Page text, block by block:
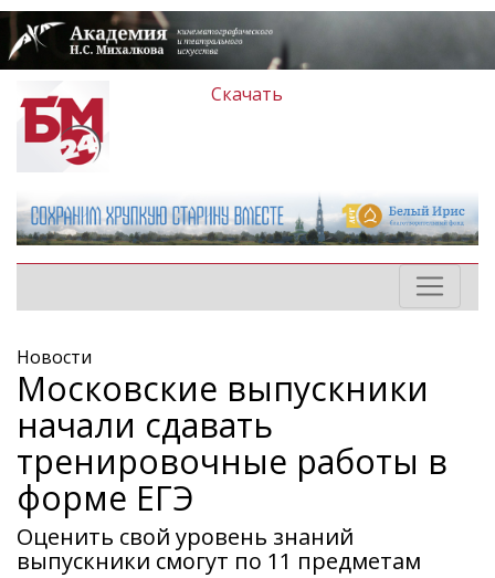
Скачать
Новости
Московские выпускники
начали сдавать
тренировочные работы в
форме ЕГЭ
Оценить свой уровень знаний
выпускники смогут по 11 предметам